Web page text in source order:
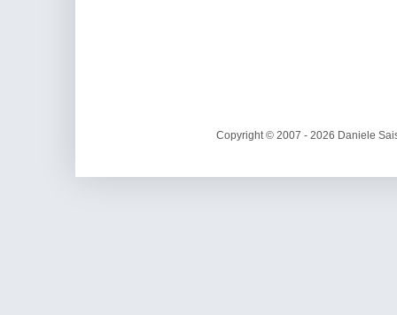
Copyright © 2007 - 2026 Daniele